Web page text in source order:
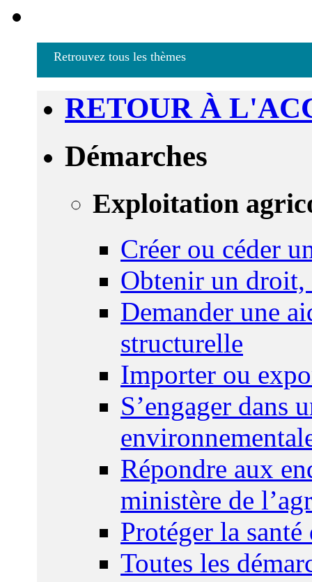
Retrouvez tous les thèmes
RETOUR À
Démarches
Exploitation
Créer ou céder
Obtenir un droit,
Demander une
structurelle
Importer ou
S’engager dans
Répondre aux
ministère de
Protéger la
Toutes les